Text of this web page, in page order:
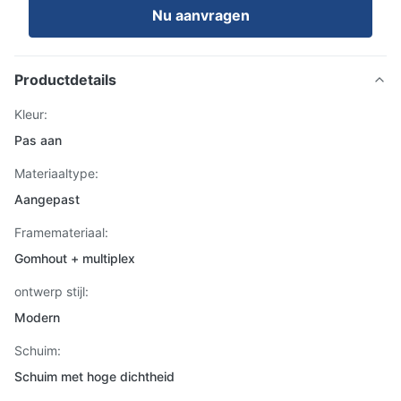
Nu aanvragen
Productdetails
Kleur:
Pas aan
Materiaaltype:
Aangepast
Framemateriaal:
Gomhout + multiplex
ontwerp stijl:
Modern
Schuim:
Schuim met hoge dichtheid